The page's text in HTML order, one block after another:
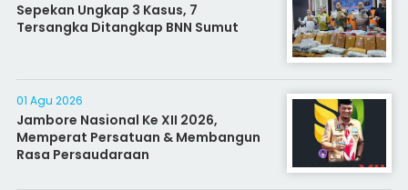
Sepekan Ungkap 3 Kasus, 7
Tersangka Ditangkap BNN Sumut
01 Agu 2026
Jambore Nasional Ke XII 2026,
Memperat Persatuan & Membangun
Rasa Persaudaraan